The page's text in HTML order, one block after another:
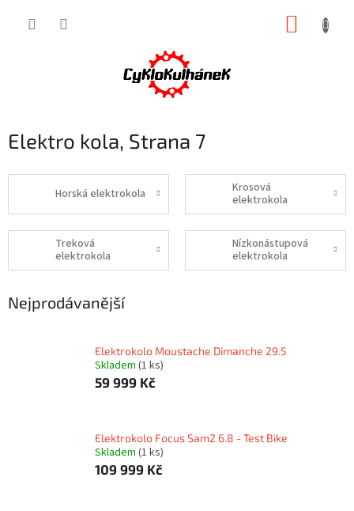
Elektro kola, Strana 7
Horská elektrokola
Krosová
elektrokola
Treková
elektrokola
Nízkonástupová
elektrokola
Nejprodávanější
Elektrokolo Moustache Dimanche 29.5
Skladem (1 ks)
59 999 Kč
Elektrokolo Focus Sam2 6.8 - Test Bike
Skladem (1 ks)
109 999 Kč